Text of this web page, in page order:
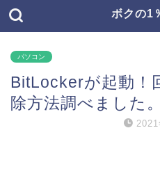
ボクの1
パソコン
BitLockerが起動！
除方法調べました。
2021